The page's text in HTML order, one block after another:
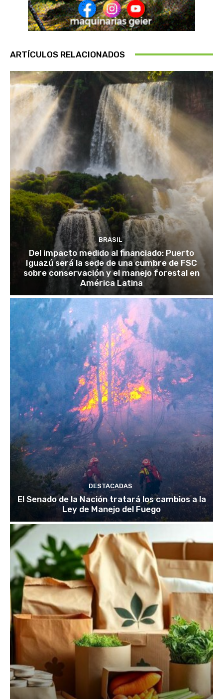
ARTÍCULOS RELACIONADOS
BRASIL
Del impacto medido al financiado: Puerto
Iguazú será la sede de una cumbre de FSC
sobre conservación y el manejo forestal en
América Latina
DESTACADAS
El Senado de la Nación tratará los cambios a la
Ley de Manejo del Fuego